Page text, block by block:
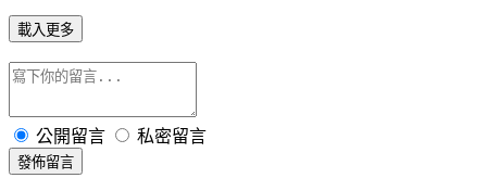
載入更多
公開留言 私密留言
發佈留言